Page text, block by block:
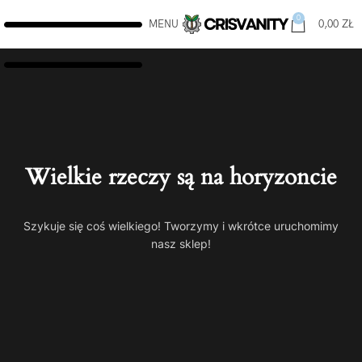
MENU 0 0,00 ZŁ
Wielkie rzeczy są na horyzoncie
Szykuje się coś wielkiego! Tworzymy i wkrótce uruchomimy
nasz sklep!